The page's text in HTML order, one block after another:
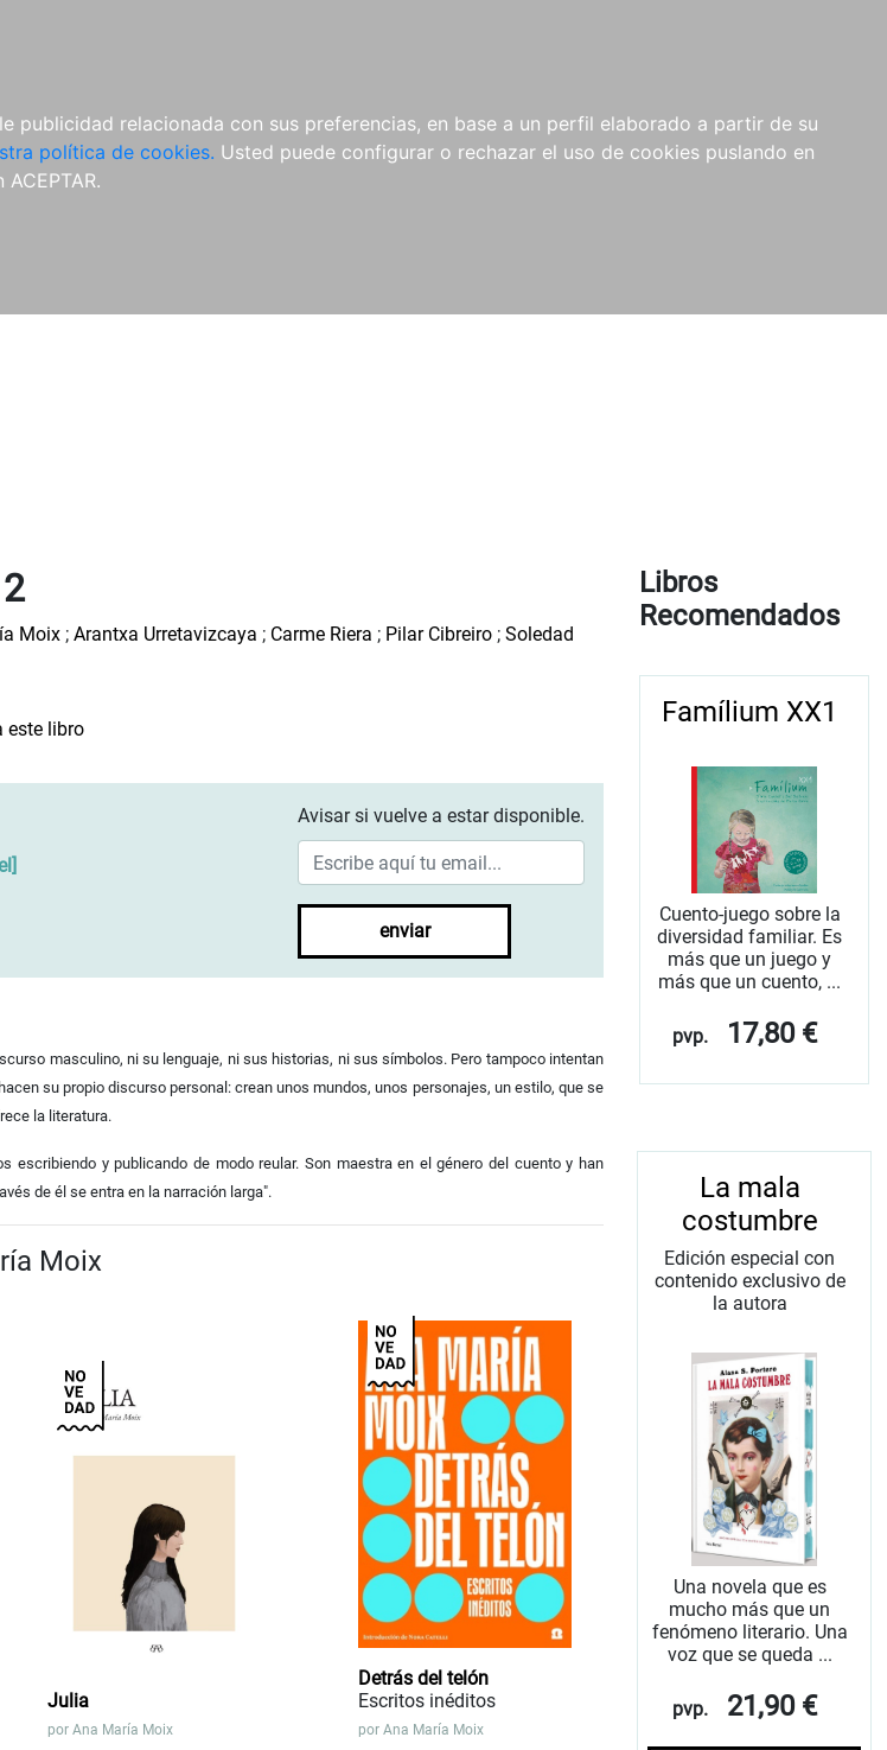
relacionada con sus preferencias, en base a un perfil elaborado a partir de su
política de cookies. Usted puede configurar o rechazar el uso de cookies puslando en
Moix ; Arantxa Urretavizcaya ; Carme Riera ; Pilar Cibreiro ; Soledad
este libro
]
Avisar si vuelve a estar disponible.
enviar
masculino, ni su lenguaje, ni sus historias, ni sus símbolos. Pero tampoco intentan
su propio discurso personal: crean unos mundos, unos personajes, un estilo, que se
la literatura.
escribiendo y publicando de modo reular. Son maestra en el género del cuento y han
de él se entra en la narración larga".
Moix
Julia
porAna María Moix
Detrás del telón
Escritos inéditos
por Ana María Moix
Libros
Recomendados
Famílium XX1
Cuento-juego sobre la
diversidad familiar. Es
más que un juego y
más que un cuento, ...
pvp. 17,80 €
La mala
costumbre
Edición especial con
contenido exclusivo de
la autora
Una novela que es
mucho más que un
fenómeno literario. Una
voz que se queda ...
pvp. 21,90 €